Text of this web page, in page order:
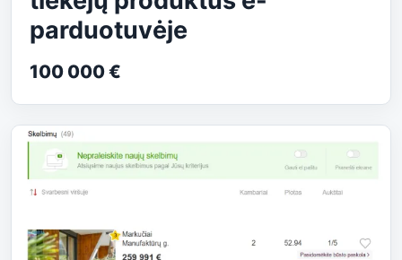
parduotuvėje
100 000 €